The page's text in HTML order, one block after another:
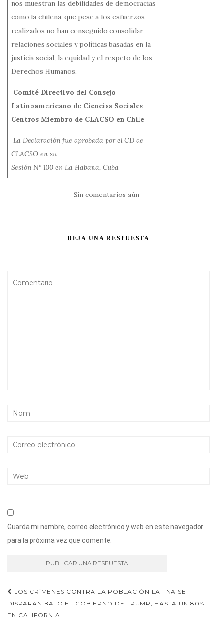
nos muestran las debilidades de democracias
como la chilena, que pese a los esfuerzos
realizados no han conseguido consolidar
relaciones sociales y políticas basadas en la
justicia social, la equidad y el respeto de los
Derechos Humanos.
Comité Directivo del Consejo
Latinoamericano de Ciencias Sociales
Centros Miembro de CLACSO en Chile
La Declaración fue aprobada por el CD de
CLACSO en su
Sesión Nº 100 en La Habana, Cuba
Sin comentarios aún
DEJA UNA RESPUESTA
Guarda mi nombre, correo electrónico y web en este navegador
para la próxima vez que comente.
Navegación
de
LOS CRÍMENES CONTRA LA POBLACIÓN LATINA SE
DISPARAN BAJO EL GOBIERNO DE TRUMP, HASTA UN 80%
EN CALIFORNIA